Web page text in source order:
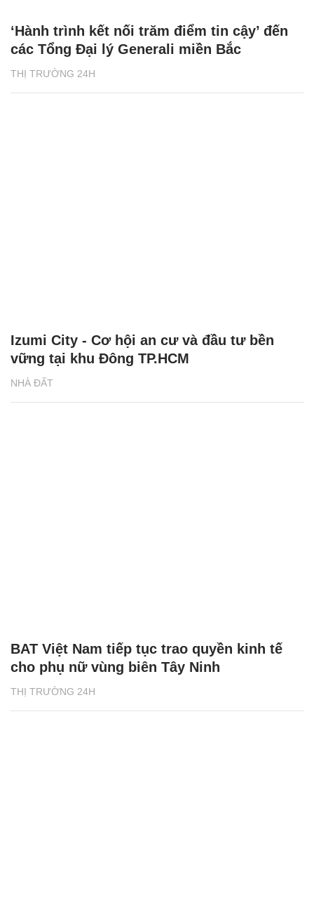
THỊ TRƯỜNG 24H
‘Hành trình kết nối trăm điểm tin cậy’ đến
các Tổng Đại lý Generali miền Bắc
NHÀ ĐẤT
Izumi City - Cơ hội an cư và đầu tư bền
vững tại khu Đông TP.HCM
THỊ TRƯỜNG 24H
BAT Việt Nam tiếp tục trao quyền kinh tế
cho phụ nữ vùng biên Tây Ninh